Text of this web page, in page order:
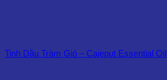
Tinh Dầu Tràm Gió – Cajeput Essential Oil